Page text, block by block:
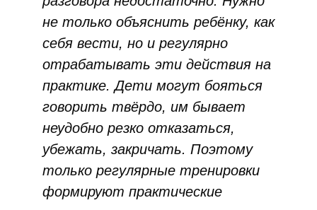
не только объяснить ребёнку, как
себя вести, но и регулярно
отрабатывать эти действия на
практике. Дети могут бояться
говорить твёрдо, им бывает
неудобно резко отказаться,
убежать, закричать. Поэтому
только регулярные тренировки
формируют практические